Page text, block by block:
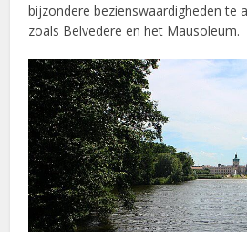
bijzondere bezienswaardigheden te
zoals Belvedere en het Mausoleum.